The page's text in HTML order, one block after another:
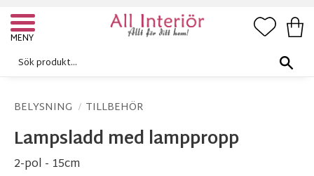
Meny
BELYSNING TILLBEHÖR
Lampsladd med lamppropp
2-pol - 15cm